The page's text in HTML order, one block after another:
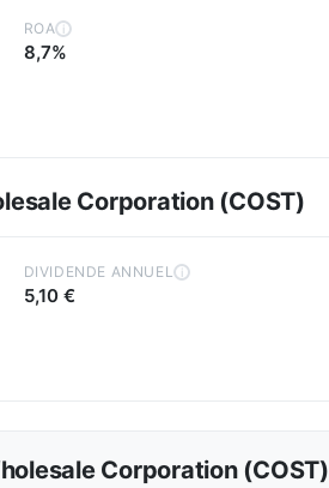
ROA i
8,7%
Corporation (COST)
DIVIDENDE ANNUEL i
5,10 €
Corporation (COST)